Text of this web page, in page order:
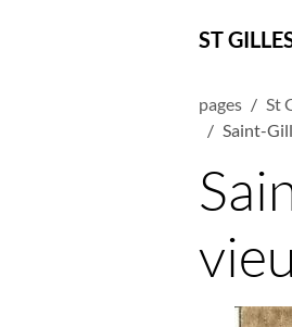
ST
pages St
Saint-